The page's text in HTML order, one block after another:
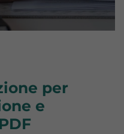
per
e